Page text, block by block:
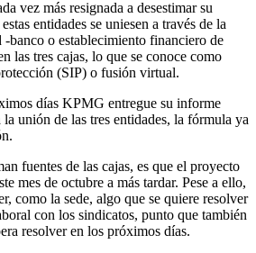
vez más resignada a desestimar su
entidades se uniesen a través de la
-banco o establecimiento financiero de
las tres cajas, lo que se conoce como
(SIP) o fusión virtual.
días KPMG entregue su informe
la unión de las tres entidades, la fórmula ya
fuentes de las cajas, es que el proyecto
mes de octubre a más tardar. Pese a ello,
como la sede, algo que se quiere resolver
con los sindicatos, punto que también
resolver en los próximos días.